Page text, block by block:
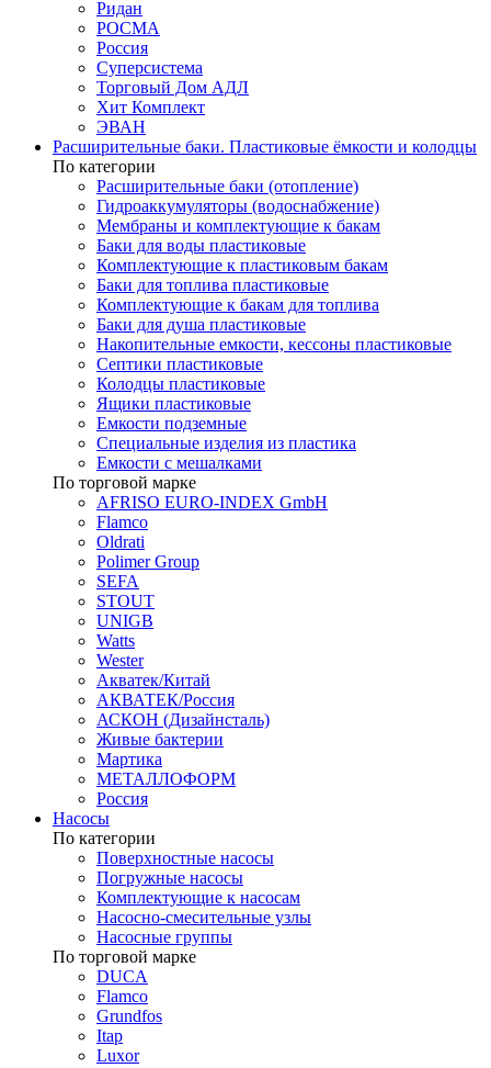
Ридан
РОСМА
Россия
Суперсистема
Торговый Дом АДЛ
Хит Комплект
ЭВАН
Расширительные баки. Пластиковые ёмкости и колодцы
По категории
Расширительные баки (отопление)
Гидроаккумуляторы (водоснабжение)
Мембраны и комплектующие к бакам
Баки для воды пластиковые
Комплектующие к пластиковым бакам
Баки для топлива пластиковые
Комплектующие к бакам для топлива
Баки для душа пластиковые
Накопительные емкости, кессоны пластиковые
Септики пластиковые
Колодцы пластиковые
Ящики пластиковые
Емкости подземные
Специальные изделия из пластика
Емкости с мешалками
По торговой марке
AFRISO EURO-INDEX GmbH
Flamco
Oldrati
Polimer Group
SEFA
STOUT
UNIGB
Watts
Wester
Акватек/Китай
АКВАТЕК/Россия
АСКОН (Дизайнсталь)
Живые бактерии
Мартика
МЕТАЛЛОФОРМ
Россия
Насосы
По категории
Поверхностные насосы
Погружные насосы
Комплектующие к насосам
Насосно-смесительные узлы
Насосные группы
По торговой марке
DUCA
Flamco
Grundfos
Itap
Luxor